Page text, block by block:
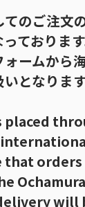
のご注文
ております
ームから
となりま
that
will